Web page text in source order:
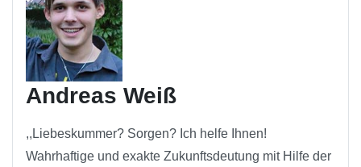
Andreas Weiß
,,Liebeskummer? Sorgen? Ich helfe Ihnen!
Wahrhaftige und exakte Zukunftsdeutung mit Hilfe der